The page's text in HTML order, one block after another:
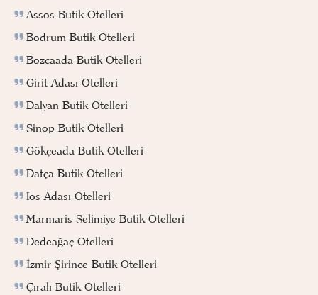
Assos Butik Otelleri
Bodrum Butik Otelleri
Bozcaada Butik Otelleri
Girit Adası Otelleri
Dalyan Butik Otelleri
Sinop Butik Otelleri
Gökçeada Butik Otelleri
Datça Butik Otelleri
Ios Adası Otelleri
Marmaris Selimiye Butik Otelleri
Dedeağaç Otelleri
İzmir Şirince Butik Otelleri
Çıralı Butik Otelleri